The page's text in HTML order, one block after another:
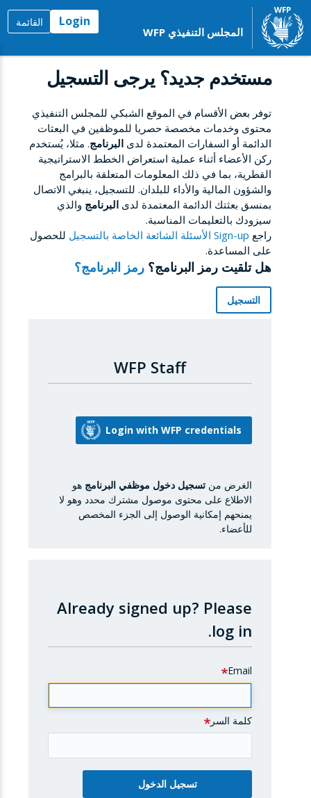
المجلس التنفيذي WFP
Login القائمة
مستخدم جديد؟ يرجى التسجيل
توفر بعض الأقسام في الموقع الشبكي للمجلس التنفيذي
محتوى وخدمات مخصصة حصريا للموظفين في البعثات
الدائمة أو السفارات المعتمدة لدى البرنامج. مثلا، يُستخدم
ركن الأعضاء أثناء عملية استعراض الخطط الاستراتيجية
القطرية، بما في ذلك المعلومات المتعلقة بالبرامج
والشؤون المالية والأداء للبلدان. للتسجيل، ينبغي الاتصال
بمنسق بعثتك الدائمة المعتمدة لدى البرنامج والذي
سيزودك بالتعليمات المناسبة.
راجع Sign-up الأسئلة الشائعة الخاصة بالتسجيل
للحصول
على المساعدة.
هل تلقيت رمز البرنامج؟ رمز البرنامج؟
التسجيل
WFP Staff
الغرض من تسجيل دخول موظفي البرنامج هو
الاطلاع على محتوى موصول مشترك محدد وهو لا
يمنحهم إمكانية الوصول إلى الجزء المخصص
للأعضاء.
Already signed up? Please
log in.
Email
كلمة السر